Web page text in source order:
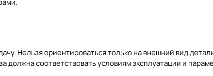
Нельзя ориентироваться только на внешний вид
соответствовать условиям эксплуатации и